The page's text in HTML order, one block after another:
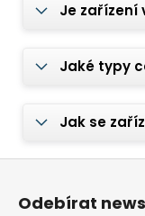
Je zařízení
Jaké typy
Jak se
Odebírat